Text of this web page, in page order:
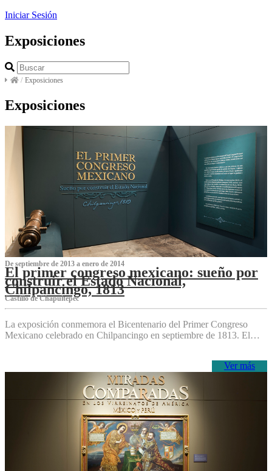
Iniciar Sesión
Exposiciones
/ Exposiciones
Exposiciones
De septiembre de 2013 a enero de 2014
El primer congreso mexicano: sueño por
construir el Estado Nacional,
Chilpancingo, 1813
Castillo de Chapultepec
La exposición conmemora el Bicentenario del Primer Congreso
Mexicano celebrado en Chilpancingo en septiembre de 1813. El…
Ver más